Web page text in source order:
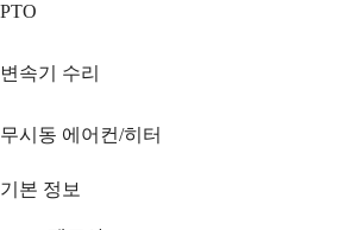
PTO
변속기 수리
무시동 에어컨/히터
기본 정보